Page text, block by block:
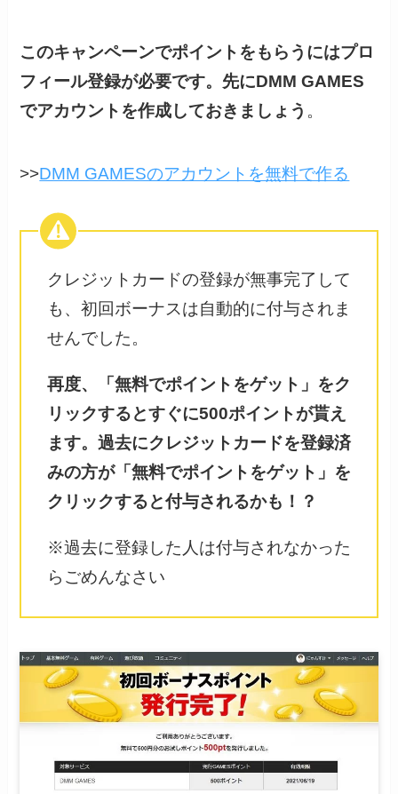
このキャンペーンでポイントをもらうにはプロ
フィール登録が必要です。先にDMM GAMES
でアカウントを作成しておきましょう 。
>>DMM GAMESのアカウントを無料で作る
クレジットカードの登録が無事完了して
も、初回ボーナスは自動的に付与されま
せんでした。
再度、「無料でポイントをゲット」をク
リックするとすぐに500ポイントが貰え
ます。過去にクレジットカードを登録済
みの方が「無料でポイントをゲット」を
クリックすると付与されるかも！？
※過去に登録した人は付与されなかった
らごめんなさい